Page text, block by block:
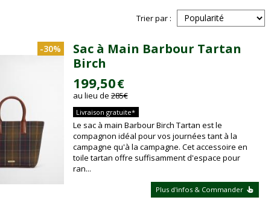
Trier par :
-30%
Sac à Main Barbour Tartan
Birch
199,50€
au lieu de 285€
Livraison gratuite*
Le sac à main Barbour Birch Tartan est le
compagnon idéal pour vos journées tant à la
campagne qu'à la campagne. Cet accessoire en
toile tartan offre suffisamment d'espace pour
ran...
Plus d'infos & Commander